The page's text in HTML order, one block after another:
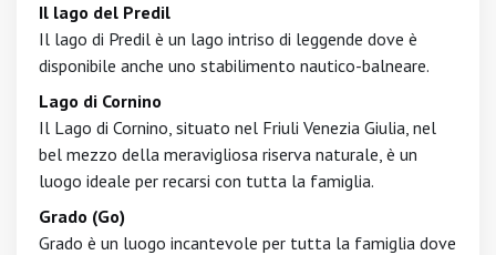
Il lago del Predil
Il lago di Predil è un lago intriso di leggende dove è
disponibile anche uno stabilimento nautico-balneare.
Lago di Cornino
Il Lago di Cornino, situato nel Friuli Venezia Giulia, nel
bel mezzo della meravigliosa riserva naturale, è un
luogo ideale per recarsi con tutta la famiglia.
Grado (Go)
Grado è un luogo incantevole per tutta la famiglia dove